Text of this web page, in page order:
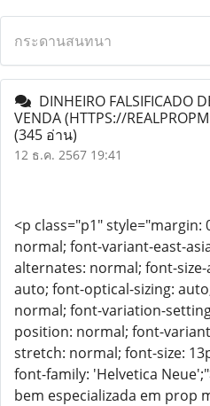
กระดานสนทนา
DINHEIRO FALSIFICADO
VENDA (HTTPS://
(345 อ่าน)
12 ธ.ค. 2567 19:41
<p class="p1"
normal; font-variant-east-
alternates: normal; font-
auto; font-optical-sizing:
normal; font-variation-
position: normal; font-
stretch: normal; font-size:
font-family: 'Helvetica
bem especializada em prop